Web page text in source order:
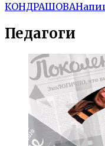
КОНДРАШОВА
Педагоги